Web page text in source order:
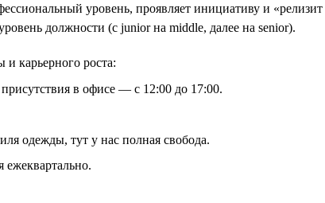
уровень, проявляет инициативу и
должности (с junior на middle, далее на senior).
карьерного роста:
присутствия в офисе — с 12:00 до 17:00.
одежды, тут у нас полная свобода.
ежеквартально.